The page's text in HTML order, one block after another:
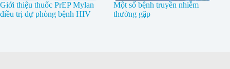
Giới thiệu thuốc PrEP Mylan
điều trị dự phòng bệnh HIV
Một số bệnh truyền nhiễm
thường gặp